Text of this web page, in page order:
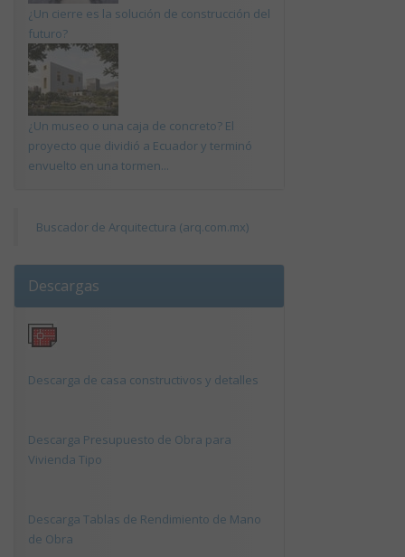
¿Un cierre es la solución de construcción del
futuro?
¿Un museo o una caja de concreto? El
proyecto que dividió a Ecuador y terminó
envuelto en una tormen...
Buscador de Arquitectura (arq.com.mx)
Descargas
Descarga de casa constructivos y detalles
Descarga Presupuesto de Obra para
Vivienda Tipo
Descarga Tablas de Rendimiento de Mano
de Obra